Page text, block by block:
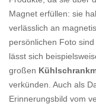
Magnet erfüllen: sie
verlässlich an
persönlichen Foto
lässt sich
großen
verkünden. Auch als
Erinnerungsbild vom